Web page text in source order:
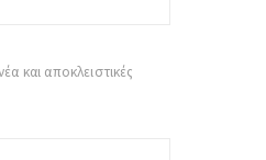
και αποκλειστικές